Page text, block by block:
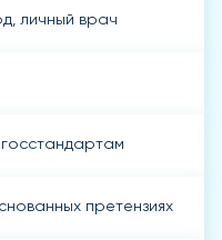
личный врач
претензиях